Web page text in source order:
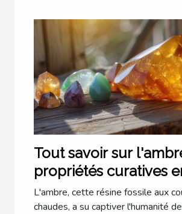
Tout savoir sur
propriétés curatives
lithothérapie
L'ambre, cette résine fossile aux
chaudes, a su captiver l'humanité